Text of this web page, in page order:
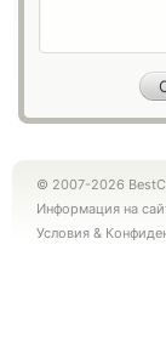
© 2007-2026
Информация на
Условия &